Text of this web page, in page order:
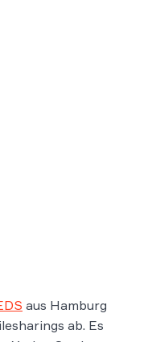
aus Hamburg
ab. Es